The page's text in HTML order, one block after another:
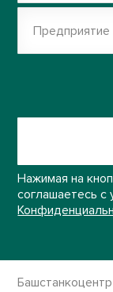
Предприятие
Нажимая на
соглашаетесь